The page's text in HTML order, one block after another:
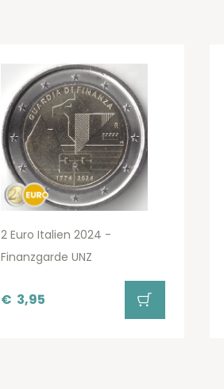
2 Euro Italien 2024 -
Finanzgarde UNZ
€ 3,95